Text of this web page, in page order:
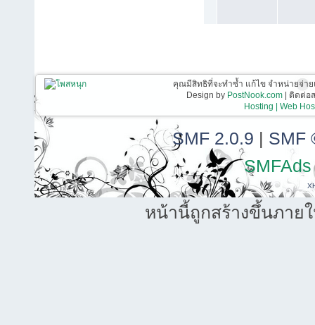
คุณมีสิทธิที่จะทำซ้ำ แก้ไข จำหน่ายจ่า
Design by PostNook.com| ติดต่อส
Hosting | Web
SMF 2.0.9 | SMF
SMFAds
หน้านี้ถูกสร้างขึ้นภาย